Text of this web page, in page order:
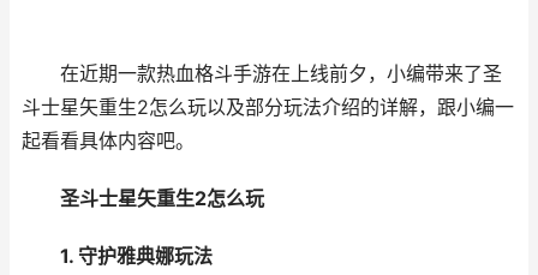
在近期一款热血格斗手游在上线前夕，小编带来了圣
斗士星矢重生2怎么玩以及部分玩法介绍的详解，跟小编一
起看看具体内容吧。
圣斗士星矢重生2怎么玩
1. 守护雅典娜玩法